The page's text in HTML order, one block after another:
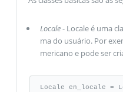
Locale- Locale é uma
ma do usuário. Por
mericano e pode ser
Locale en_locale =